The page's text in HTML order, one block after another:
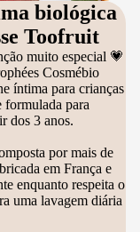
biológica
Toofruit
muito especial 💗
Cosmébio
íntima para crianças
formulada para
dos 3 anos.
por mais de
em França e
enquanto respeita o
uma lavagem diária